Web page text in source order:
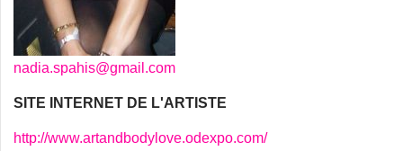
nadia.spahis@gmail.com
SITE INTERNET DE L'ARTISTE
http://www.artandbodylove.odexpo.com/